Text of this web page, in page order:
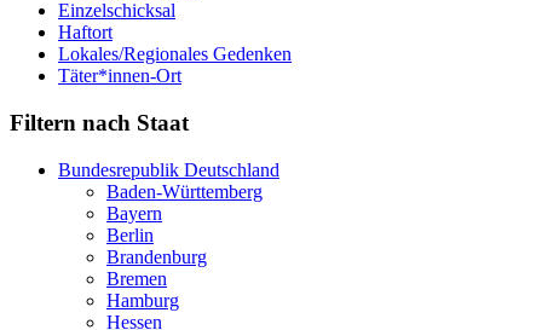
Einzelschicksal
Haftort
Lokales/Regionales Gedenken
Täter*innen-Ort
Filtern nach Staat
Bundesrepublik Deutschland
Baden-Württemberg
Bayern
Berlin
Brandenburg
Bremen
Hamburg
Hessen